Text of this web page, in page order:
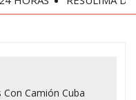
Camión Cuba